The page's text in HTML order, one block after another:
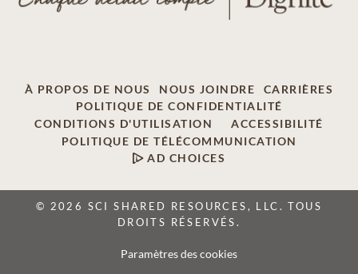
À PROPOS DE NOUS NOUS JOINDRE
CARRIÈRES
POLITIQUE DE CONFIDENTIALITÉ
CONDITIONS D'UTILISATION
ACCESSIBILITÉ
POLITIQUE DE TÉLÉCOMMUNICATION
AD CHOICES
© 2026 SCI SHARED RESOURCES, LLC. TOUS
DROITS RÉSERVÉS.
Paramètres des cookies